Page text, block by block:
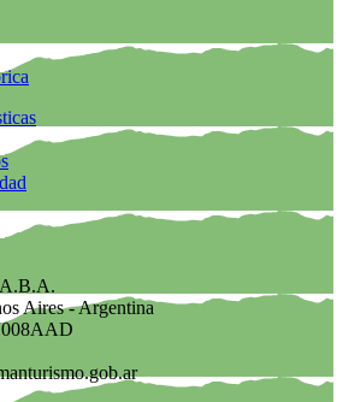
Aires - Argentina